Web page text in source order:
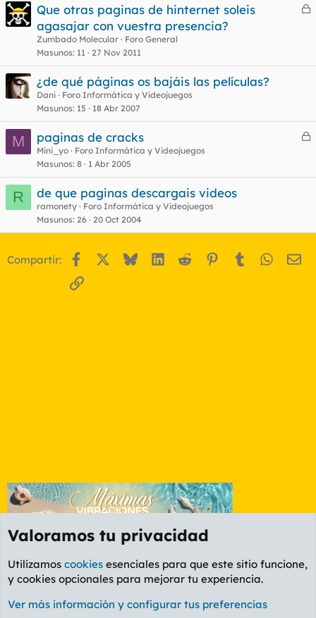
C
a
Que otras paginas de hinternet soleis
agasajar con vuestra presencia?
Zumbado Molecular
Foro General
Masunos 11 27 Nov 2011
¿de qué páginas os bajáis las películas?
Dani
Foro Informática y Videojuegos
Masunos 15 18 Abr 2007
M
C
r
paginas de cracks
Mini_yo
Foro Informática y Videojuegos
Masunos 8 1 Abr 2005
R de que paginas descargais videos
ramonety
Foro Informática y Videojuegos
Masunos 26 20 Oct 2004
Compartir: Facebook BlueskyLinkedIn
Reddit Pinterest
Tumblr
Enlace
Foro Informática y Videojuegos
Cookies
PL OLDSTYLE AMARILLO
Valoramos tu privacidad
Utilizamos cookies esenciales para que este sitio funcione,
y cookies opcionales para mejorar tu experiencia.
Ver más información y configurar tus preferencias